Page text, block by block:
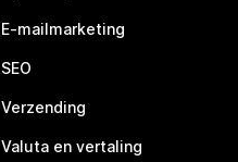
E-mailmarketing
SEO
Verzending
Valuta en vertaling